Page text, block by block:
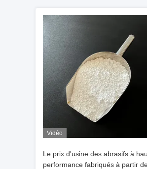
Vidéo
Le prix d'usine des abrasifs à
performance fabriqués à partir